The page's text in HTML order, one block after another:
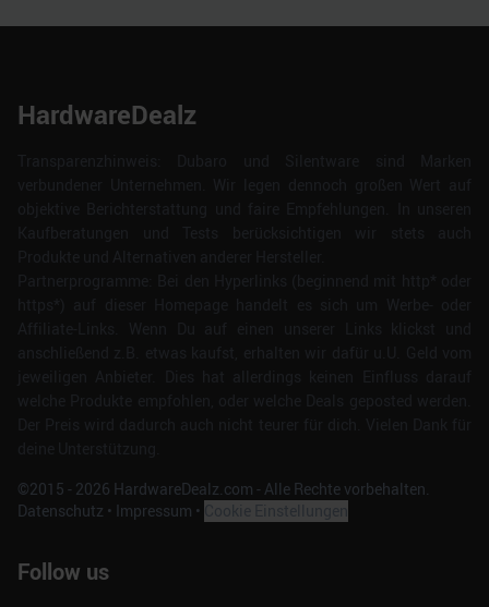
HardwareDealz
©2015 - 2026 HardwareDealz.com - Alle Rechte vorbehalten.
Datenschutz • Impressum •
Follow us